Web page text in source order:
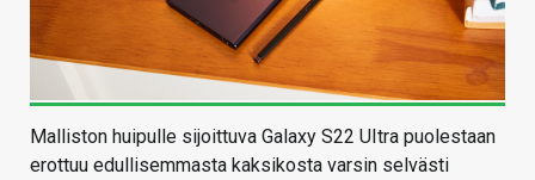
Malliston huipulle sijoittuva Galaxy S22 UItra puolestaan
erottuu edullisemmasta kaksikosta varsin selvästi